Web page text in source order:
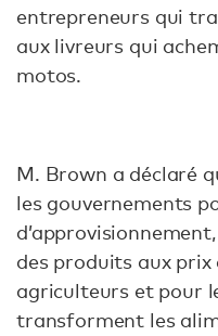
entrepreneurs qui
aux livreurs qui
motos.
M. Brown a déclaré
les gouvernements
des produits aux
agriculteurs et pour
transforment les